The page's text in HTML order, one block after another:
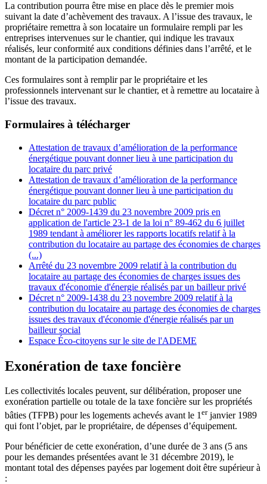
La contribution pourra être mise en place dès le premier mois
suivant la date d’achèvement des travaux. A l’issue des travaux, le
propriétaire remettra à son locataire un formulaire rempli par les
entreprises intervenues sur le chantier, qui indique les travaux
réalisés, leur conformité aux conditions définies dans l’arrêté, et le
montant de la participation demandée.
Ces formulaires sont à remplir par le propriétaire et les
professionnels intervenant sur le chantier, et à remettre au locataire à
l’issue des travaux.
Formulaires à télécharger
Attestation de travaux d’amélioration de la performance
énergétique pouvant donner lieu à une participation du
locataire du parc privé
Attestation de travaux d’amélioration de la performance
énergétique pouvant donner lieu à une participation du
locataire du parc public
Décret n° 2009-1439 du 23 novembre 2009 pris en
application de l'article 23-1 de la loi n° 89-462 du 6 juillet
1989 tendant à améliorer les rapports locatifs relatif à la
contribution du locataire au partage des économies de charges
(...)
Arrêté du 23 novembre 2009 relatif à la contribution du
locataire au partage des économies de charges issues des
travaux d'économie d'énergie réalisés par un bailleur privé
Décret n° 2009-1438 du 23 novembre 2009 relatif à la
contribution du locataire au partage des économies de charges
issues des travaux d'économie d'énergie réalisés par un
bailleur social
Espace Éco-citoyens sur le site de l'ADEME
Exonération de taxe foncière
Les collectivités locales peuvent, sur délibération, proposer une
exonération partielle ou totale de la taxe foncière sur les propriétés
bâties (TFPB) pour les logements achevés avant le 1 erjanvier 1989
qui font l’objet, par le propriétaire, de dépenses d’équipement.
Pour bénéficier de cette exonération, d’une durée de 3 ans (5 ans
pour les demandes présentées avant le 31 décembre 2019), le
montant total des dépenses payées par logement doit être supérieur à
: